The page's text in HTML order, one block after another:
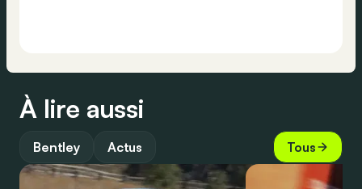
À lire aussi
Bentley Actus Tous